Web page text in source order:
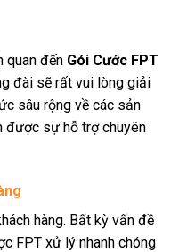
quan đến Gói Cước FPT
đài sẽ rất vui lòng giải
sâu rộng về các sản
được sự hỗ trợ chuyên
hàng. Bất kỳ vấn đề
FPT xử lý nhanh chóng